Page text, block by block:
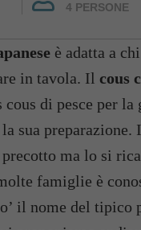
4 PERSONE
è adatta a
in tavola. Il cous
di pesce per la
sua preparazione.
ma lo si
famiglie è
il nome del tipico